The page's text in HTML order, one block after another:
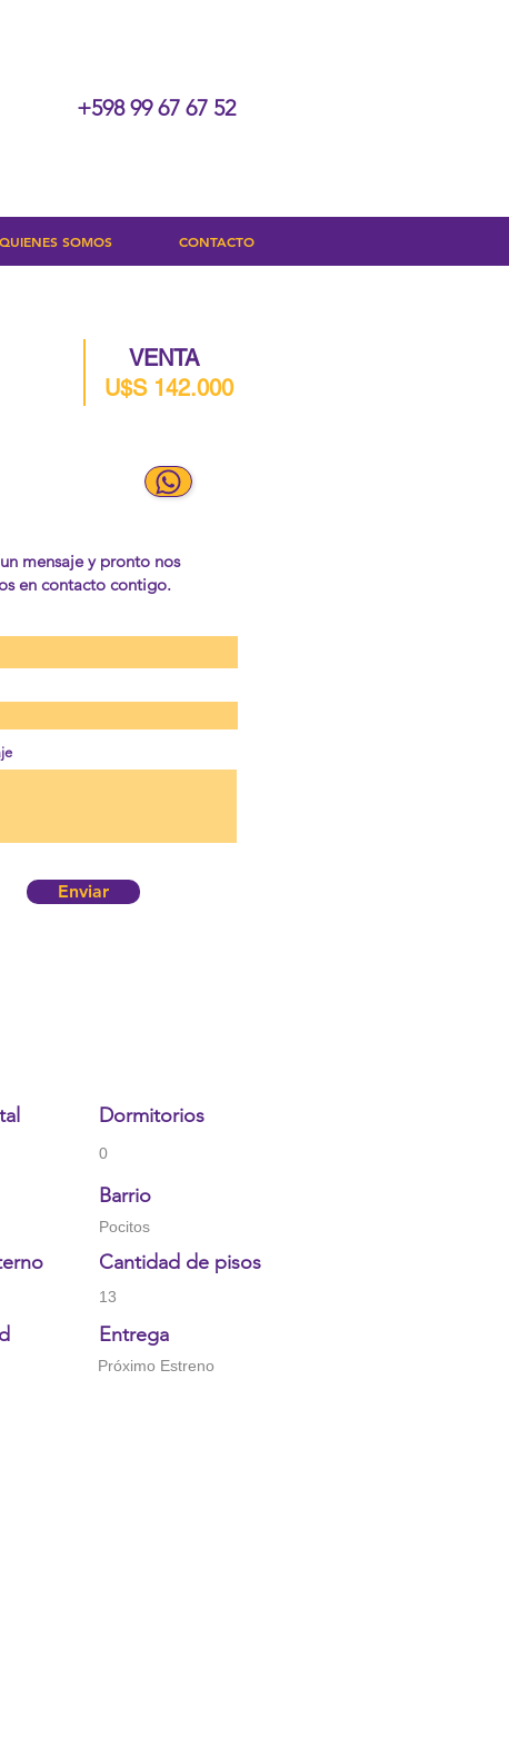
+598 99 67 67 52
VENTA
U$S 142.000
mensaje y pronto nos
en contacto contigo.
Enviar
Dormitorios
0
Barrio
Pocitos
Cantidad de pisos
13
Entrega
Próximo Estreno
QUIENES SOMOS CONTACTO